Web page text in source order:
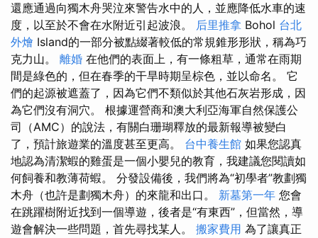
還應通過向獨木舟哭泣來警告水中的人，並應降低水車的速
度，以至於不會在水附近引起波浪。 后里推拿 Bohol 台北
外燴 Island的一部分被點綴著較低的常規錐形形狀，稱為巧
克力山。 離婚 在他們的表面上，有一條粗草，通常在雨期
間是綠色的，但在春季的干旱時期呈棕色，並以命名。 它
們的起源被遮蓋了，因為它們不類似於其他石灰岩形成，因
為它們沒有洞穴。 根據運營商和澳大利亞海軍自然保護公
司（AMC）的說法，有關白珊瑚釋放的最新報導被變白
了，預計旅遊業的溫度甚至更高。 台中養生館 如果您認真
地認為清潔蝦的雞蛋是一個小嬰兒的教育，我建議您閱讀如
何飼養和教薄荷蝦。 分發設備後，我們將為“初學者”教劃獨
木舟（也許是劃獨木舟）的來龍和出口。 新墓第一年 您會
在跳躍樹附近找到一個導遊，後者是“有東西”，但當然，導
遊會解決一些問題，首先尋找某人。 搬家費用 為了讓真正